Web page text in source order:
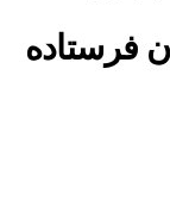
فرستاده